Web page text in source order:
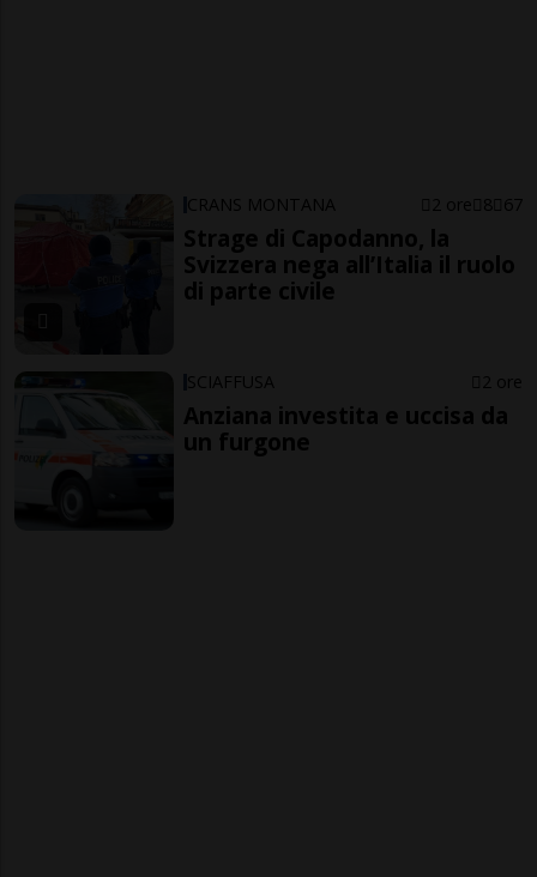
CRANS MONTANA 2 ore 8 67
Strage di Capodanno, la
Svizzera nega all’Italia il ruolo
di parte civile
SCIAFFUSA 2 ore
Anziana investita e uccisa da
un furgone